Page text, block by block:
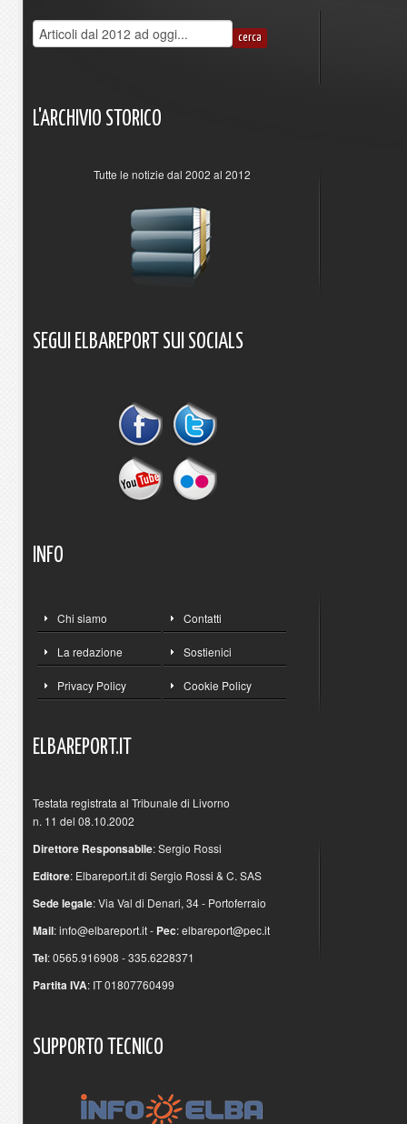
L'ARCHIVIO STORICO
Tutte le notizie dal 2002 al 2012
SEGUI ELBAREPORT SUI SOCIALS
INFO
Chi siamo Contatti
La redazione Sostienici
Privacy Policy Cookie Policy
ELBAREPORT.IT
Testata registrata al Tribunale di Livorno
n. 11 del 08.10.2002
Direttore Responsabile: Sergio Rossi
Editore: Elbareport.it di Sergio Rossi & C. SAS
Sede legale: Via Val di Denari, 34 - Portoferraio
Mail:info@elbareport.it- Pec:elbareport@pec.it
Tel: 0565.916908 - 335.6228371
Partita IVA: IT 01807760499
SUPPORTO TECNICO